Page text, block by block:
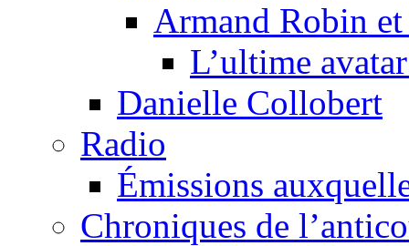
Armand Robin
L’ultime
Danielle Collobert
Radio
Émissions
Chroniques de